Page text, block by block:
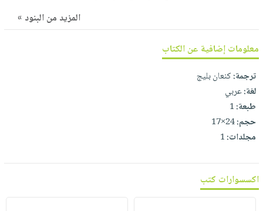
تواصل
معنا
المزيد من البنود »
معلومات إضافية عن الكتاب
ترجمة:كنعان بليج
لغة:عربي
طبعة:1
حجم:24×17
مجلدات:1
اكسسوارات كتب